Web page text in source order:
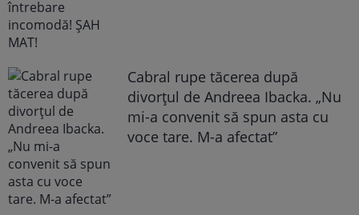
Cabral rupe tăcerea după
divorțul de Andreea Ibacka. „Nu
mi-a convenit să spun asta cu
voce tare. M-a afectat”